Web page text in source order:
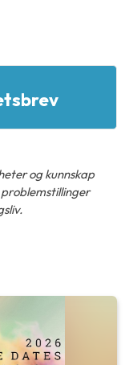
og kunnskap